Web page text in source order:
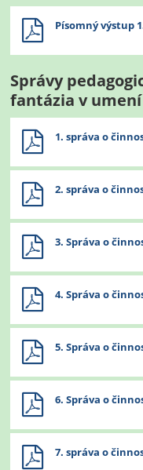
Písomný výstup
Správy
fantázia v umení
1. správa o
2. správa o
3. Správa o
4. Správa o
5. Správa o
6. Správa o
7. správa o